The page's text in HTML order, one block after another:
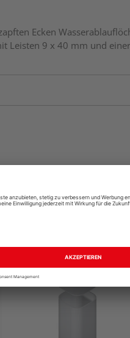
Ecken
9 x 40 mm und